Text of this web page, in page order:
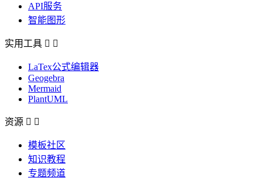
API服务
智能图形
实用工具  
LaTex公式编辑器
Geogebra
Mermaid
PlantUML
资源  
模板社区
知识教程
专题频道